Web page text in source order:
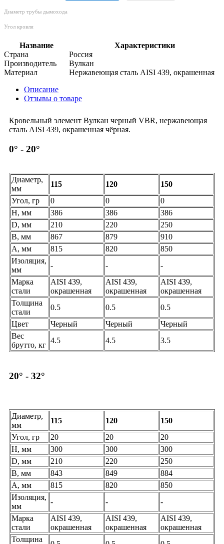
Диаметр трубы дымохода
Угол кровли
Название
Характеристики
Страна
Россия
Производитель
Вулкан
Материал
Нержавеющая сталь AISI 439, окрашенная
Описание
Отзывы о товаре
Кровельный элемент Вулкан черный VBR, нержавеющая
сталь AISI 439, окрашенная чёрная.
0° - 20°
Диаметр,
мм
115 120
150
Угол, гр
0 0
0
H, мм
386 386
386
D, мм
210 220
250
B, мм
867 879
910
A, мм
815 820
850
Изоляция,
мм
- -
-
Марка
стали
AISI 439,
окрашенная
AISI 439,
окрашенная
AISI 439,
окрашенная
Толщина
стали
0.5 0.5
0.5
Цвет
Черный Черный
Черный
Вес
брутто, кг
4.5 4.5 3.5
20° - 32°
Диаметр,
мм
115 120
150
Угол, гр
20 20
20
H, мм
300 300
300
D, мм
210 220
250
B, мм
843 849
884
A, мм
815 820
850
Изоляция,
мм
- -
-
Марка
стали
AISI 439,
окрашенная
AISI 439,
окрашенная
AISI 439,
окрашенная
Толщина